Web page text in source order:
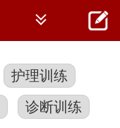
 首页
仪器
 
护理训练
诊断训练